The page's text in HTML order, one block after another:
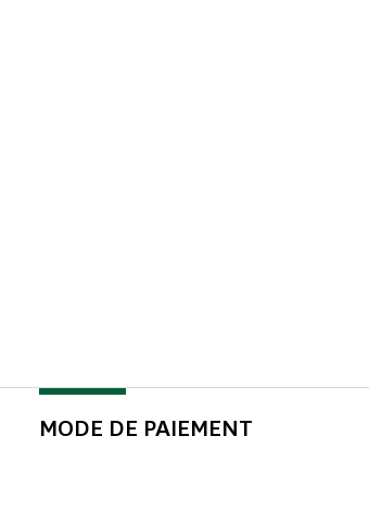
MODE DE PAIEMENT